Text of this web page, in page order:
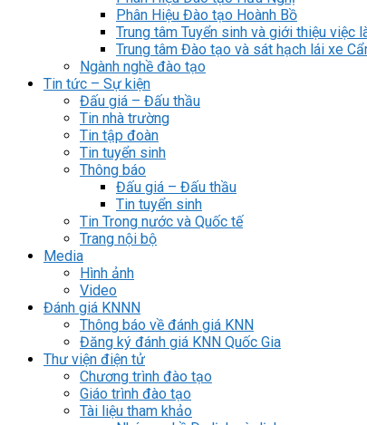
Phân Hiệu Đào tạo Hoành Bồ
Trung tâm Tuyển sinh và giới thiệu việc
Trung tâm Đào tạo và sát hạch lái xe
Ngành nghề đào tạo
Tin tức – Sự kiện
Đấu giá – Đấu thầu
Tin nhà trường
Tin tập đoàn
Tin tuyển sinh
Thông báo
Đấu giá – Đấu thầu
Tin tuyển sinh
Tin Trong nước và Quốc tế
Trang nội bộ
Media
Hình ảnh
Video
Đánh giá KNNN
Thông báo về đánh giá KNN
Đăng ký đánh giá KNN Quốc Gia
Thư viện điện tử
Chương trình đào tạo
Giáo trình đào tạo
Tài liệu tham khảo